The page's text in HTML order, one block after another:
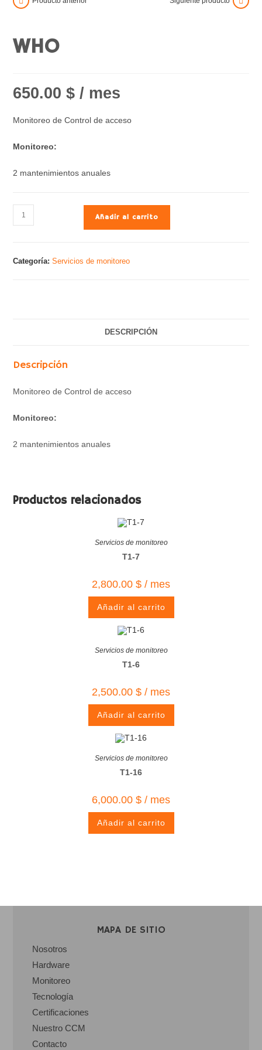
WHO
650.00$ / mes
Monitoreo de Control de acceso
Monitoreo:
2 mantenimientos anuales
Añadir al carrito
Categoría:Servicios de monitoreo
DESCRIPCIÓN
Descripción
Monitoreo de Control de acceso
Monitoreo:
2 mantenimientos anuales
Productos relacionados
Servicios de monitoreo
T1-7
2,800.00 $ / mes
Añadir al carrito
Servicios de monitoreo
T1-6
2,500.00 $ / mes
Añadir al carrito
Servicios de monitoreo
T1-16
6,000.00 $ / mes
Añadir al carrito
MAPA DE SITIO
Nosotros
Hardware
Monitoreo
Tecnología
Certificaciones
Nuestro CCM
Contacto